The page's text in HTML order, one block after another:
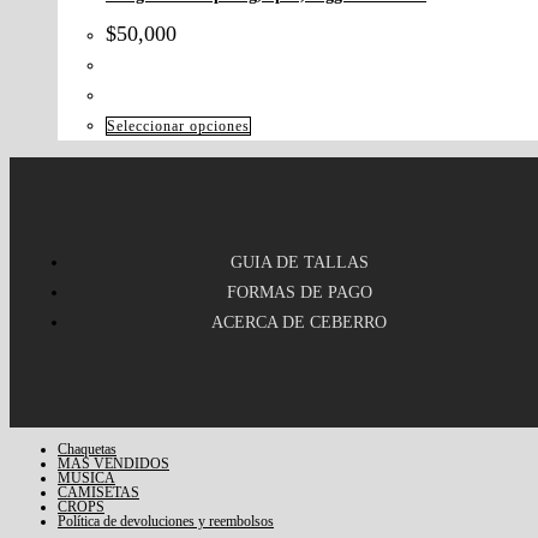
$50,000
Seleccionar opciones
GUIA DE TALLAS
FORMAS DE PAGO
ACERCA DE CEBERRO
Chaquetas
MAS VENDIDOS
MUSICA
CAMISETAS
CROPS
Política de devoluciones y reembolsos